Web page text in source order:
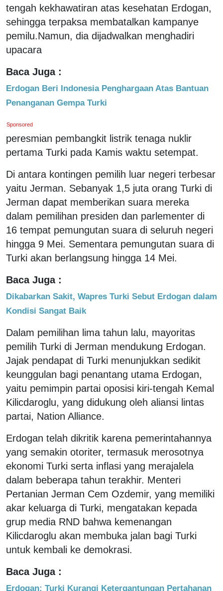
tengah kekhawatiran atas kesehatan Erdogan,
sehingga terpaksa membatalkan kampanye
pemilu.Namun, dia dijadwalkan menghadiri
upacara
Baca Juga :
Erdogan Beri Indonesia Penghargaan Atas Bantuan
Penanganan Gempa Turki
Sponsored
peresmian pembangkit listrik tenaga nuklir
pertama Turki pada Kamis waktu setempat.
Di antara kontingen pemilih luar negeri terbesar
yaitu Jerman. Sebanyak 1,5 juta orang Turki di
Jerman dapat memberikan suara mereka
dalam pemilihan presiden dan parlementer di
16 tempat pemungutan suara di seluruh negeri
hingga 9 Mei. Sementara pemungutan suara di
Turki akan berlangsung hingga 14 Mei.
Baca Juga :
Dikabarkan Sakit, Wapres Turki Sebut Erdogan dalam
Kondisi Sangat Baik
Dalam pemilihan lima tahun lalu, mayoritas
pemilih Turki di Jerman mendukung Erdogan.
Jajak pendapat di Turki menunjukkan sedikit
keunggulan bagi penantang utama Erdogan,
yaitu pemimpin partai oposisi kiri-tengah Kemal
Kilicdaroglu, yang didukung oleh aliansi lintas
partai, Nation Alliance.
Erdogan telah dikritik karena pemerintahannya
yang semakin otoriter, termasuk merosotnya
ekonomi Turki serta inflasi yang merajalela
dalam beberapa tahun terakhir. Menteri
Pertanian Jerman Cem Ozdemir, yang memiliki
akar keluarga di Turki, mengatakan kepada
grup media RND bahwa kemenangan
Kilicdaroglu akan membuka jalan bagi Turki
untuk kembali ke demokrasi.
Baca Juga :
Erdogan: Turki Kurangi Ketergantungan Pertahanan